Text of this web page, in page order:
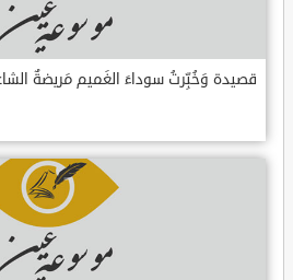
قصيدة وَخُبِّرتُ سوداءَ الغَميم مَريضةٌ